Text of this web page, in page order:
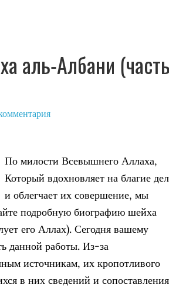
аль-Албани
По милости Всевышнего Аллаха,
Который вдохновляет на благие
и облегчает их совершение, мы
подробную биографию шейха
его Аллах). Сегодня вашему
данной работы. Из-за
источникам, их кропотливого
в них сведений и сопоставления